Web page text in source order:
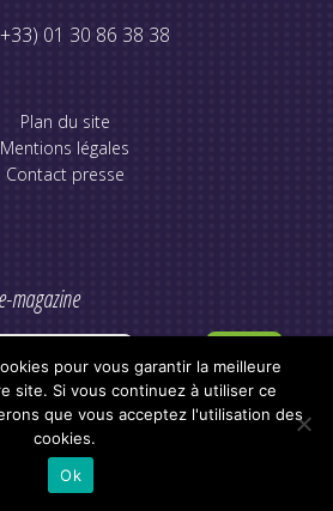
01 30 86 38 38
Plan du site
Mentions légales
Contact presse
magazine
pour vous garantir la meilleure
site. Si vous continuez à utiliser ce
que vous acceptez l'utilisation des
cookies.
Ok